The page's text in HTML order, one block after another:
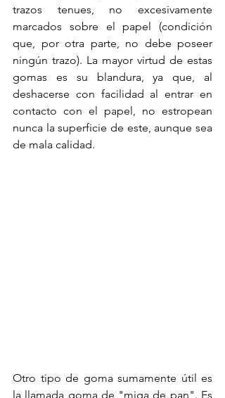
trazos tenues, no excesivamente
marcados sobre el papel (condición
que, por otra parte, no debe poseer
ningún trazo). La mayor virtud de estas
gomas es su blandura, ya que, al
deshacerse con facilidad al entrar en
contacto con el papel, no estropean
nunca la superficie de este, aunque sea
de mala calidad.
Otro tipo de goma sumamente útil es
la llamada goma de "miga de pan". Es